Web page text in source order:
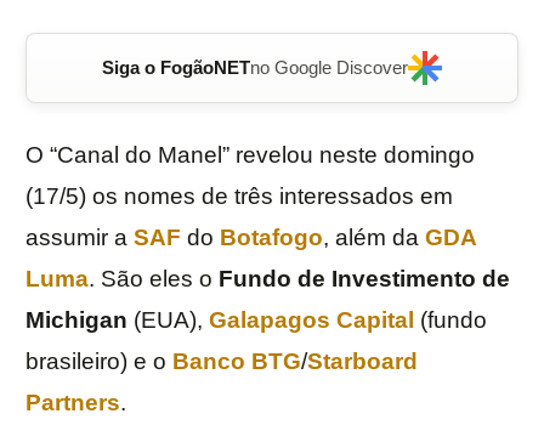
Siga o FogãoNETno Google Discover
O “Canal do Manel” revelou neste domingo
(17/5) os nomes de três interessados em
assumir a SAF do Botafogo, além da GDA
Luma. São eles o Fundo de Investimento de
Michigan (EUA), Galapagos Capital (fundo
brasileiro) e o Banco BTG/Starboard
Partners.